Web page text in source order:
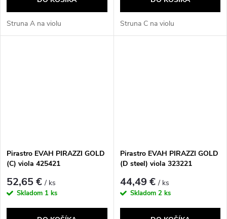
Struna A na violu Struna C na violu
Pirastro EVAH PIRAZZI GOLD
(C) viola 425421
52,65 €/ ks
Skladom 1 ks
Pirastro EVAH PIRAZZI GOLD
(D steel) viola 323221
44,49 €/ ks
Skladom 2 ks